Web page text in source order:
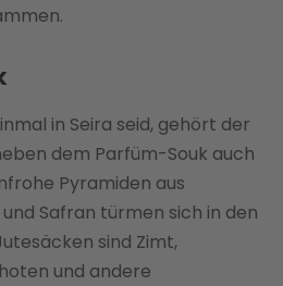
in Seira seid, gehört der
dem Parfüm-Souk auch
Pyramiden aus
und Safran türmen sich in den
sind Zimt,
und andere